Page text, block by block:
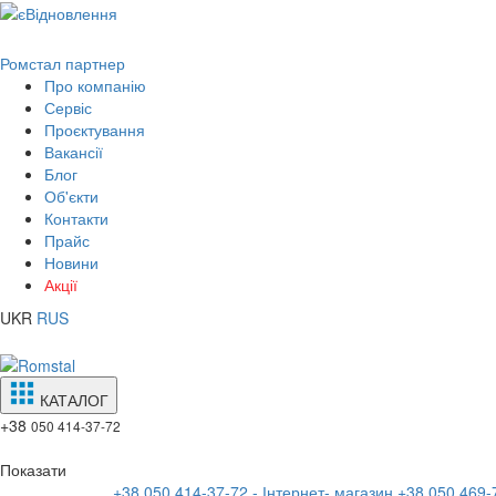
Ромстал партнер
Про компанію
Сервіс
Проєктування
Вакансії
Блог
Об'єкти
Контакти
Прайс
Новини
Акції
UKR RUS
КАТАЛОГ
+38 050 414-37-72
Показати
+38 050 414-37-72 - Інтернет- магазин +38 050